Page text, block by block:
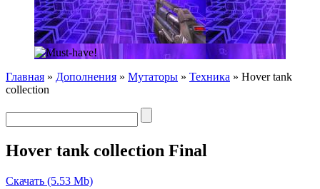
Главная » Дополнения » Мутаторы » Техника » Hover tank
collection
Hover tank collection Final
Скачать (5.53 Mb)